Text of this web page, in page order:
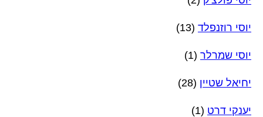
יוסי רוזנפלד (13)
יוסי שמרלר (1)
יחיאל שטיין (28)
יענקי דרט (1)